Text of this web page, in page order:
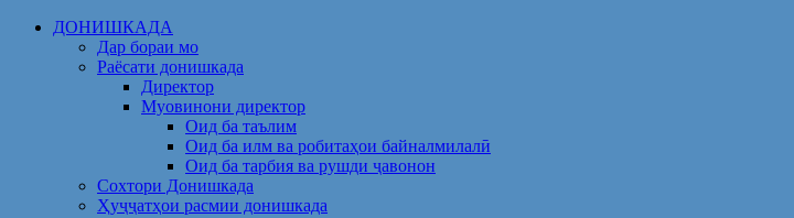
Skip
ДОНИШКАДА
Дар бораи мо
Раёсати донишкада
Директор
Муовинони директор
Оид ба таълим
Оид ба илм ва робитаҳои байналмилалӣ
Оид ба тарбия ва рушди ҷавонон
Сохтори Донишкада
Ҳуҷҷатҳои расмии донишкада